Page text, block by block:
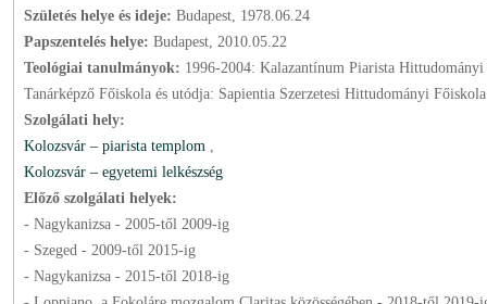
Születés helye és ideje: Budapest, 1978.06.24
Papszentelés helye: Budapest, 2010.05.22
Teológiai tanulmányok: 1996-2004: Kalazantínum Piarista Hittudományi
Tanárképző Főiskola és utódja: Sapientia Szerzetesi Hittudományi Főiskola
Szolgálati hely:
Kolozsvár – piarista templom ,
Kolozsvár – egyetemi lelkészség
Előző szolgálati helyek:
- Nagykanizsa - 2005-től 2009-ig
- Szeged - 2009-től 2015-ig
- Nagykanizsa - 2015-től 2018-ig